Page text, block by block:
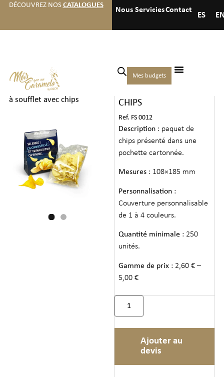
DÉCOUVREZ NOS CATALOGUES
Nous ServiciesContact
ES
Mes budgets
Accueil
Noix et
collations/Collations
à soufflet avec chips
SAC À SOUFFLET AVEC
CHIPS
Ref. FS 0012
Description : paquet de
chips présenté dans une
pochette cartonnée.
Mesures : 108×185 mm
Personnalisation :
Couverture personnalisable
de 1 à 4 couleurs.
Quantité minimale : 250
unités.
Gamme de prix : 2,60 € –
5,00 €
Ajouter au
devis